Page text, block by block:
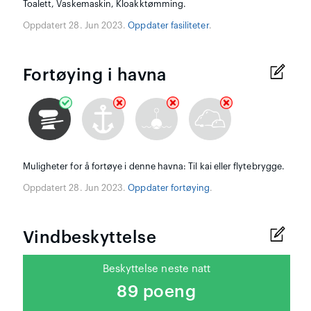
Toalett, Vaskemaskin, Kloakktømming.
Oppdatert 28. Jun 2023.Oppdater fasiliteter.
Fortøying i havna
Muligheter for å fortøye i denne havna: Til kai eller flytebrygge.
Oppdatert 28. Jun 2023.Oppdater fortøying.
Vindbeskyttelse
Beskyttelse neste natt
89 poeng